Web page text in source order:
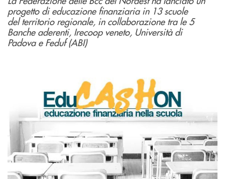
progetto di educazione finanziaria in 13 scuole
del territorio regionale, in collaborazione tra le 5
Banche aderenti, Irecoop veneto, Università di
Padova e Feduf (ABI)